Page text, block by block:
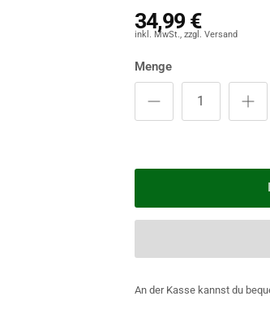
34,99 €
Menge
An der Kasse kannst du